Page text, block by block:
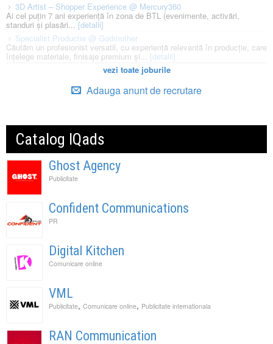
3D Artist – Shopper Experience @ Mercury360
Ai cel puțin 7 ani experiență în zona de BTL (evenimente, activări,
standuri și plasări... [detalii]
Specialist Productie @ Godmother
Căutăm un profesionist versatil, cu experiență relevantă în producție, care
înțelege materiale, finisaje premium și... [detalii]
vezi toate joburile
Adauga anunt de recrutare
Catalog IQads
Ghost Agency
Publicitate
Confident Communications
PR
Digital Kitchen
Comunicare online
VML
Publicitate, Comunicare online, Publicitate internationala
RAN Communication